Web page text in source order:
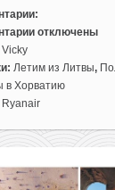
отключены
Vicky
Летим из Литвы,
в Хорватию
Ryanair